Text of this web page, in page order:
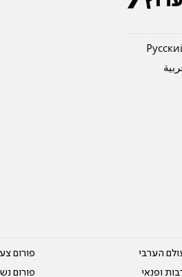
הערבי
ופנאי
פורום
פורום